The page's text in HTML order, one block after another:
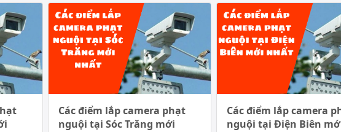
Các điểm lắp camera phạt
nguội tại Sóc Trăng mới
Các điểm lắp camera
nguội tại Điện Biên